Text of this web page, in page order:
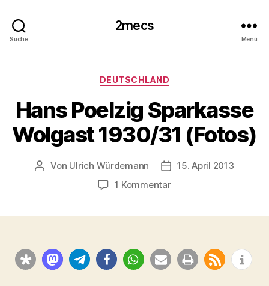
Suche
2mecs
Menü
Kategorien
DEUTSCHLAND
Hans Poelzig Sparkasse
Wolgast 1930/31 (Fotos)
Beitragsautor
Von Ulrich Würdemann Beitragsdatum
15. April 2013
1 Kommentarzu
1930/31
(Fotos)